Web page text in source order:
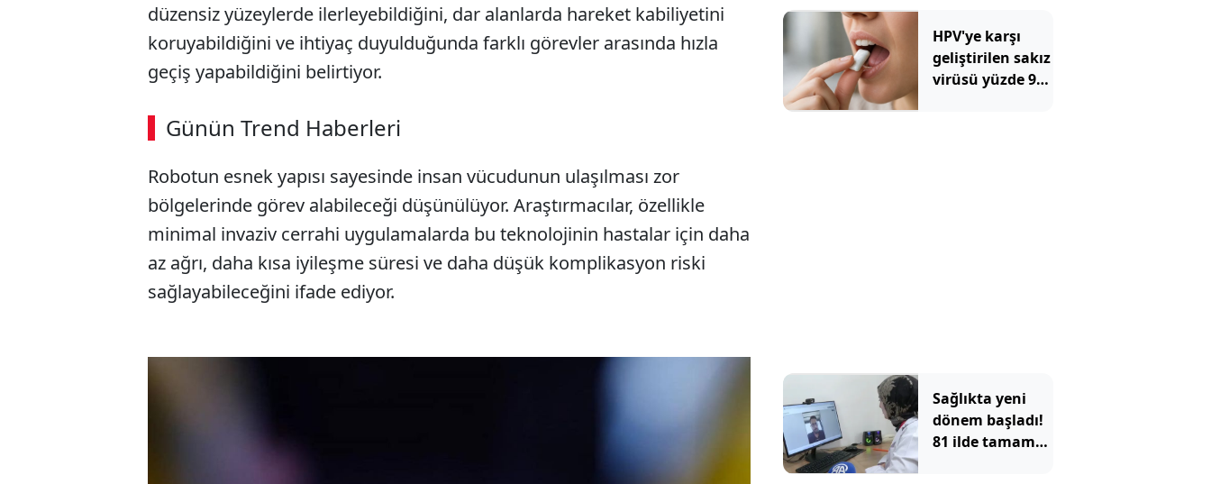
düzensiz yüzeylerde ilerleyebildiğini, dar alanlarda hareket kabiliyetini
koruyabildiğini ve ihtiyaç duyulduğunda farklı görevler arasında hızla
geçiş yapabildiğini belirtiyor.
Günün Trend Haberleri
Robotun esnek yapısı sayesinde insan vücudunun ulaşılması zor
bölgelerinde görev alabileceği düşünülüyor. Araştırmacılar, özellikle
minimal invaziv cerrahi uygulamalarda bu teknolojinin hastalar için daha
az ağrı, daha kısa iyileşme süresi ve daha düşük komplikasyon riski
sağlayabileceğini ifade ediyor.
HPV'ye karşı
geliştirilen sakız
virüsü yüzde 93
Sağlıkta yeni
dönem başladı!
81 ilde tamamen